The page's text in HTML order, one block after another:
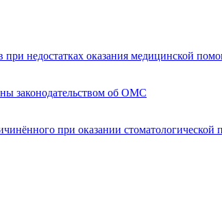
недостатках оказания медицинской
законодательством об ОМС
при оказании стоматологической